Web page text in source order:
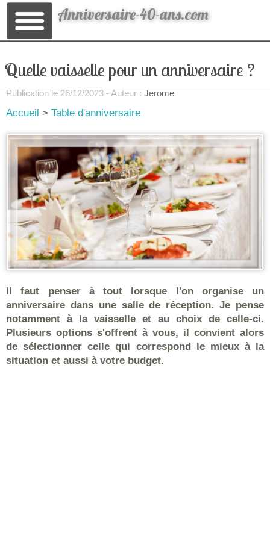
Anniversaire-40-ans.com
Quelle vaisselle pour un anniversaire ?
Publication le 26/12/2023 - Auteur : Jerome
Accueil > Table d'anniversaire
Il faut penser à tout lorsque l'on organise un
anniversaire dans une salle de réception. Je pense
notamment à la vaisselle et au choix de celle-ci.
Plusieurs options s'offrent à vous, il convient alors
de sélectionner celle qui correspond le mieux à la
situation et aussi à votre budget.